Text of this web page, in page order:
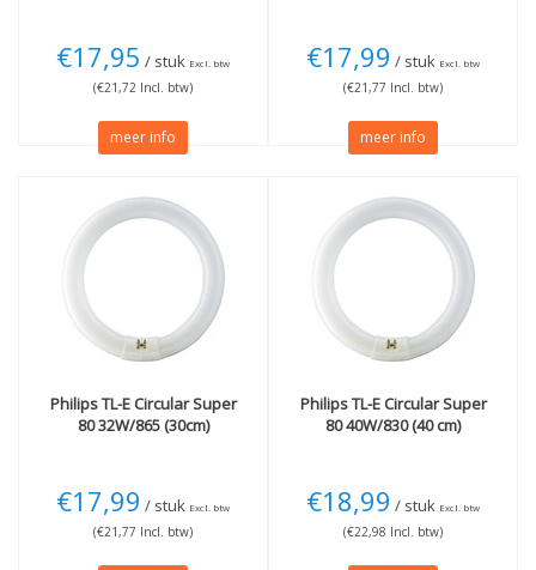
€17,95 / stuk Excl. btw
(€21,72 Incl. btw)
meer info
€17,99 / stuk Excl. btw
(€21,77 Incl. btw)
meer info
PhilipsTL-E Circular Super
80 32W/865 (30cm)
€17,99 / stuk Excl. btw
(€21,77 Incl. btw)
PhilipsTL-E Circular Super
80 40W/830 (40 cm)
€18,99 / stuk Excl. btw
(€22,98 Incl. btw)